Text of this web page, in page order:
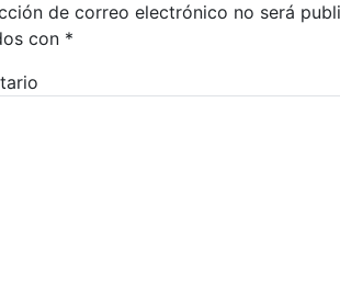
de correo electrónico no será
con *